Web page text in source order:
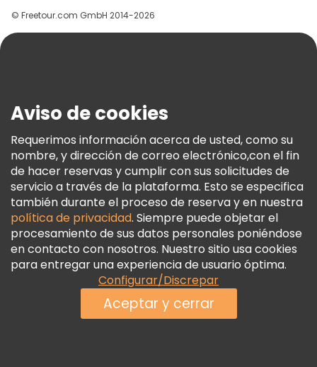
Ayuda
Términos E Información Legal
Política De Cookies
Freetour Premios
Programa De Fidelidad
© Freetour.com GmbH 2014-2026
Aviso de cookies
Requerimos información acerca de usted, como su
nombre, y dirección de correo electrónico,con el fin
de hacer reservas y cumplir con sus solicitudes de
servicio a través de la plataforma. Esto se especifica
también durante el proceso de reserva y en nuestra
política de privacidad. Siempre puede objetar el
procesamiento de sus datos personales poniéndose
en contacto con nosotros. Nuestro sitio usa cookies
para entregar una experiencia de usuario óptima.
Configurar/Discrepar
Aceptar y cerrar